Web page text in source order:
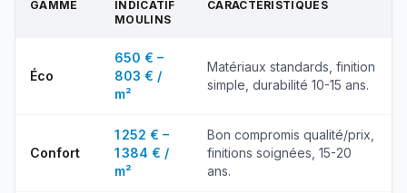
GAMME
INDICATIF
MOULINS
CARACTÉRISTIQUES
Éco
650 € –
803 € /
m²
Matériaux standards, finition
simple, durabilité 10-15 ans.
Confort
1 252 € –
1 384 € /
m²
Bon compromis qualité/prix,
finitions soignées, 15-20
ans.